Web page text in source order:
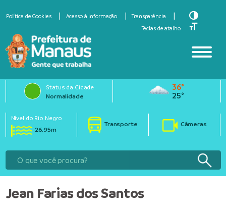
Política de Cookies Acesso à informação
Transparência
Teclas de atalho
Toggle
Toggle
Status da Cidade
Normalidade
36°
25°
Nível do Rio Negro
26.95m
Transporte Câmeras
Jean Farias dos Santos